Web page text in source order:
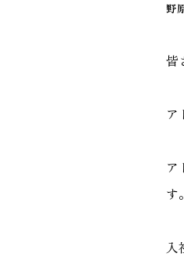
施工実績
野
皆
ア
ア
す
入